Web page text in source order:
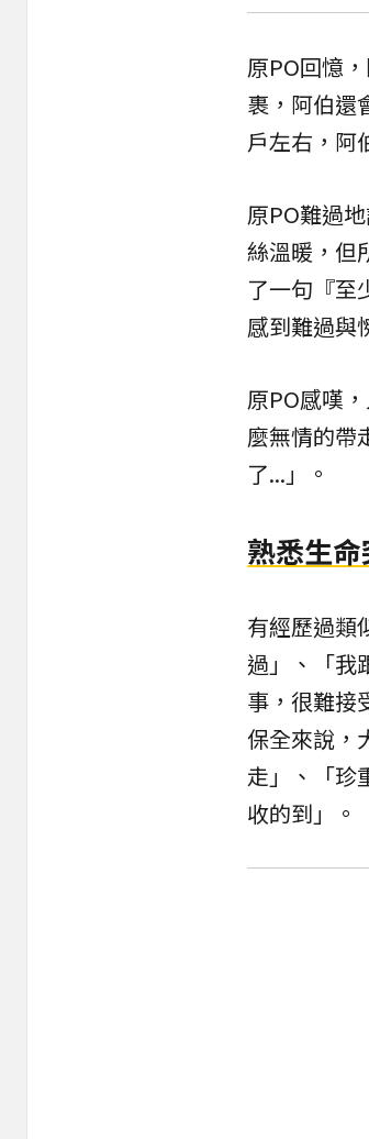
原PO回憶
裹，阿伯還
戶左右，阿
原PO難過
絲溫暖，但
了一句『至
感到難過與
原PO感嘆
麼無情的帶
了...」。
熟悉生
有經歷過類
過」、「我
事，很難接
保全來說，
走」、「珍
收的到」。